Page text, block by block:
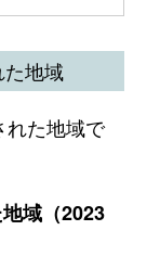
地域
れた地域で
域（2023